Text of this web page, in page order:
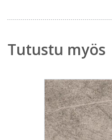
Tutustu myös